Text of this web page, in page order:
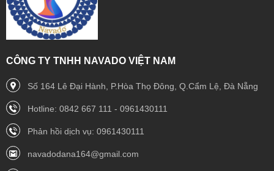
CÔNG TY TNHH NAVADO VIỆT NAM
Số 164 Lê Đại Hành, P.Hòa Thọ Đông, Q.Cẩm Lệ, Đà Nẵng
Hotline: 0842 667 111 - 0961430111
Phản hồi dịch vụ: 0961430111
navadodana164@gmail.com